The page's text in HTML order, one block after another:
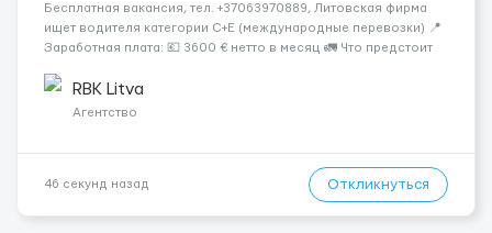
Бесплатная вакансия, тел. +37063970889, Литовская фирма
ищет водителя категории C+E (международные перевозки) 📍
Заработная плата: 💶 3600 € нетто в месяц 🚛 Что предстоит
рефрижераторах. В среднем 400–500 км в день. Погрузки и
разгрузки ...
RBK Litva
Агентство
46 секунд назад Откликнуться